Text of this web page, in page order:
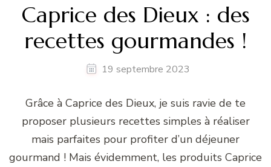
Caprice des Dieux : des
recettes gourmandes !
19 septembre 2023
Grâce à Caprice des Dieux, je suis ravie de te
proposer plusieurs recettes simples à réaliser
mais parfaites pour profiter d’un déjeuner
gourmand ! Mais évidemment, les produits Caprice